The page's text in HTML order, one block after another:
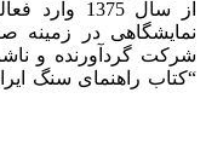
از سال
نمایشگاهی در زمینه
شرکت گردآورنده و
“کتاب راهنمای سنگ